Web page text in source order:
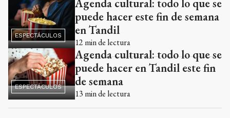
ESPECTÁCULOS
Agenda cultural: todo lo que se
puede hacer este fin de semana
en Tandil
12 min de lectura
ESPECTÁCULOS
Agenda cultural: todo lo que se
puede hacer en Tandil este fin
de semana
13 min de lectura